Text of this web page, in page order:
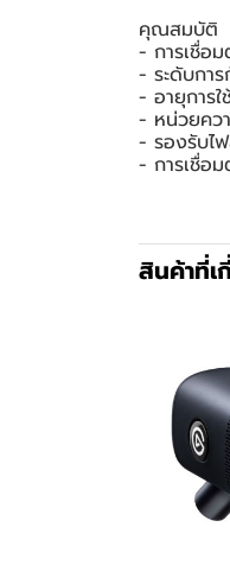
คุณสมบัติ
- การเชื่อ
- ระดับกา
- อายุการ
- หน่วยคว
- รองรับไ
- การเชื่อ
สินค้าที่เ